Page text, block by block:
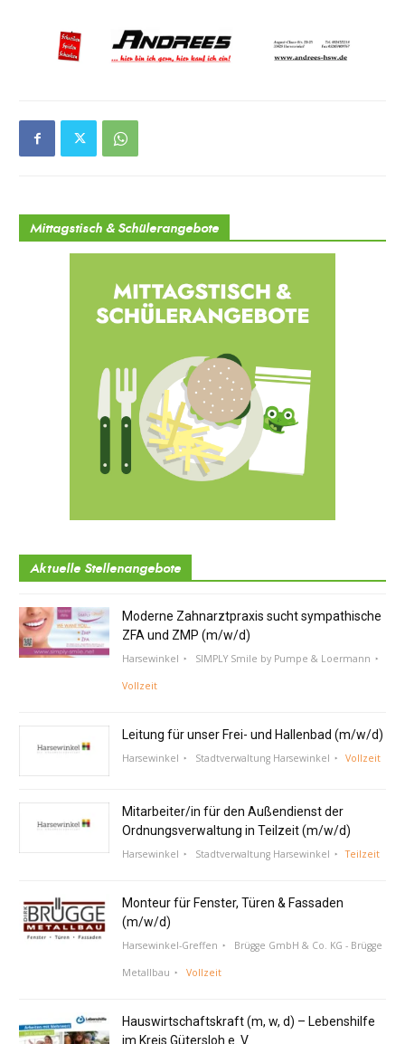
Mittagstisch & Schülerangebote
Aktuelle Stellenangebote
Moderne Zahnarztpraxis sucht sympathische
ZFA und ZMP (m/w/d)
Harsewinkel SIMPLY Smile by Pumpe & Loermann
Vollzeit
Leitung für unser Frei- und Hallenbad (m/w/d)
Harsewinkel Stadtverwaltung Harsewinkel Vollzeit
Mitarbeiter/in für den Außendienst der
Ordnungsverwaltung in Teilzeit (m/w/d)
Harsewinkel Stadtverwaltung Harsewinkel Teilzeit
Monteur für Fenster, Türen & Fassaden
(m/w/d)
Harsewinkel-Greffen Brügge GmbH & Co. KG - Brügge
Metallbau Vollzeit
Hauswirtschaftskraft (m, w, d) – Lebenshilfe
im Kreis Gütersloh e. V.